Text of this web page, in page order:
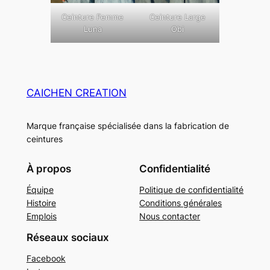
Ceinture Femme
Luna
Ceinture Large
Obi
CAICHEN CREATION
Marque française spécialisée dans la fabrication de
ceintures
À propos
Équipe
Histoire
Emplois
Confidentialité
Politique de confidentialité
Conditions générales
Nous contacter
Réseaux sociaux
Facebook